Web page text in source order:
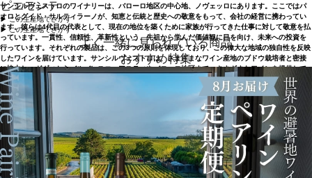
サンシルヴェストロのワイナリーは、バローロ地区の中心地、ノヴェッロにあります。ここではパ
オロとグイド・サルティラーノが、知恵と伝統と歴史への敬意をもって、会社の経営に携わってい
ます。彼らは4代目の代表として、現在の地位を築くために家族が行ってきた仕事に対して敬意を払
っています。一貫性、信頼性、革新性という、先祖から学んだ価値観に目を向け、未来への投資を
行っています。それぞれの製品は、この3つの原則を体現しており、この偉大な地域の独自性を反映
したワインを届けています。サンシルヴェストロは、さまざまなワイン産地のブドウ栽培者と密接
に協力し、ガヴィからバルバレスコ、アスティやバローロ地区まで、さまざまなワインを提供して
います。
ピエモンテ
▶︎ この生産地でさがす
▶︎ この生産地でさがす
よく一緒に見られている商品
おすすめ特集